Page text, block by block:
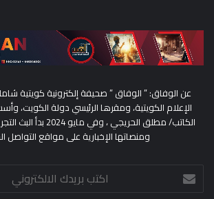
عن الوفاق: ” الوفاق ” صحيفة إلكترونية كويتية
الإعلام الكويتية، ومقرها الرئيسي دولة الكويت،
الكاتب/ مطلق الحريجي ،
ومنصاتها الإخبارية على مواقع التواصل
اكتب
بريدك